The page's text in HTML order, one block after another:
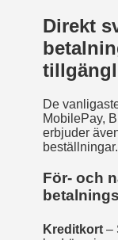
Direkt
De
MobilePay,
erbjuder
beställningar.
För- och
Kreditkort–